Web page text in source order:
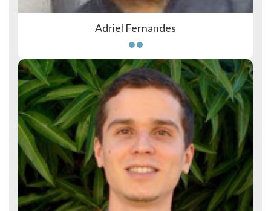
Adriel Fernandes